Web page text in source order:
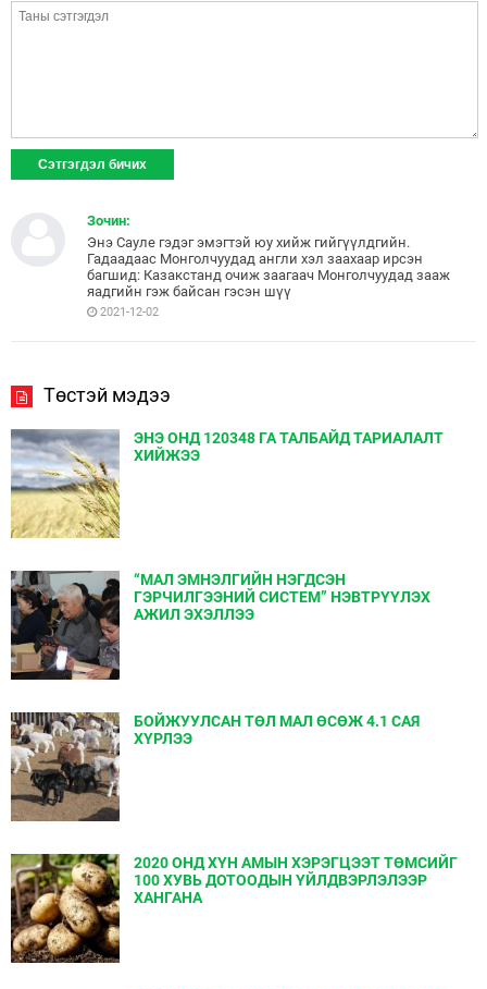
Зочин:
Энэ Сауле гэдэг эмэгтэй юу хийж гийгүүлдгийн.
Гадаадаас Монголчуудад англи хэл заахаар ирсэн
багшид: Казакстанд очиж заагаач Монголчуудад зааж
яадгийн гэж байсан гэсэн шүү
2021-12-02
Төстэй мэдээ
ЭНЭ ОНД 120348 ГА ТАЛБАЙД ТАРИАЛАЛТ
ХИЙЖЭЭ
“МАЛ ЭМНЭЛГИЙН НЭГДСЭН
ГЭРЧИЛГЭЭНИЙ СИСТЕМ” НЭВТРҮҮЛЭХ
АЖИЛ ЭХЭЛЛЭЭ
БОЙЖУУЛСАН ТӨЛ МАЛ ӨСӨЖ 4.1 САЯ
ХҮРЛЭЭ
2020 ОНД ХҮН АМЫН ХЭРЭГЦЭЭТ ТӨМСИЙГ
100 ХУВЬ ДОТООДЫН ҮЙЛДВЭРЛЭЛЭЭР
ХАНГАНА